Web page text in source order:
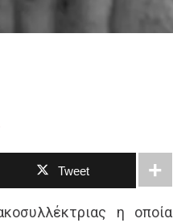
Tweet
η οποία